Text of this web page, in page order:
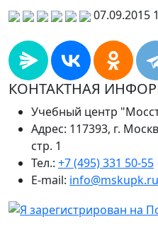
07.09.2015
КОНТАКТНАЯ
Учебный центр
Адрес: 117393, г.
стр. 1
Тел.: +7 (495) 331 50-55
E-mail: info@mskupk.ru